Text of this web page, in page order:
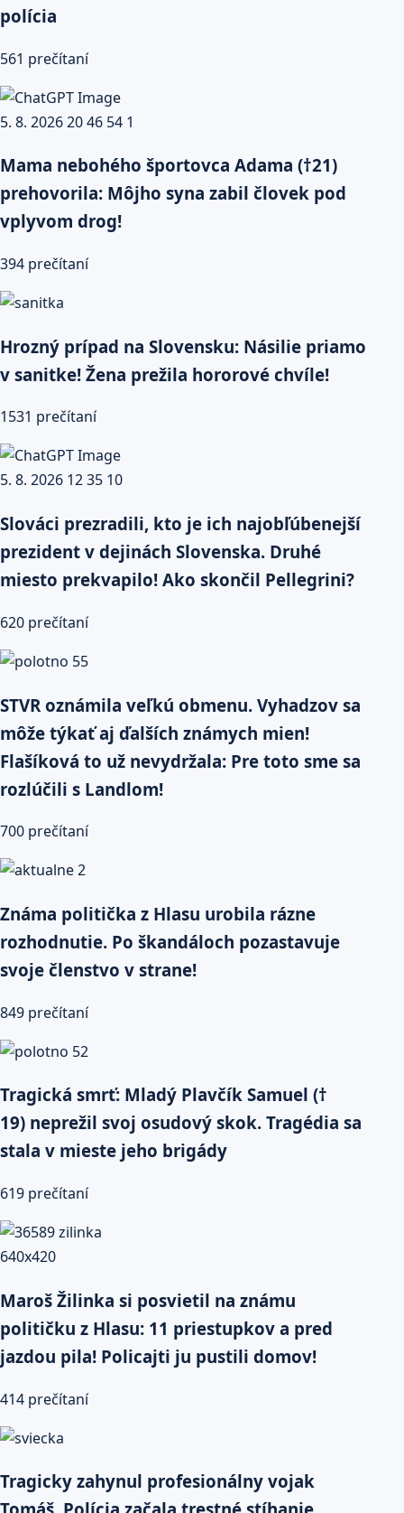
polícia
561 prečítaní
Mama nebohého športovca Adama (†21)
prehovorila: Môjho syna zabil človek pod
vplyvom drog!
394 prečítaní
Hrozný prípad na Slovensku: Násilie priamo
v sanitke! Žena prežila hororové chvíle!
1531 prečítaní
Slováci prezradili, kto je ich najobľúbenejší
prezident v dejinách Slovenska. Druhé
miesto prekvapilo! Ako skončil Pellegrini?
620 prečítaní
STVR oznámila veľkú obmenu. Vyhadzov sa
môže týkať aj ďalších známych mien!
Flašíková to už nevydržala: Pre toto sme sa
rozlúčili s Landlom!
700 prečítaní
Známa politička z Hlasu urobila rázne
rozhodnutie. Po škandáloch pozastavuje
svoje členstvo v strane!
849 prečítaní
Tragická smrť: Mladý Plavčík Samuel (†
19) neprežil svoj osudový skok. Tragédia sa
stala v mieste jeho brigády
619 prečítaní
Maroš Žilinka si posvietil na známu
političku z Hlasu: 11 priestupkov a pred
jazdou pila! Policajti ju pustili domov!
414 prečítaní
Tragicky zahynul profesionálny vojak